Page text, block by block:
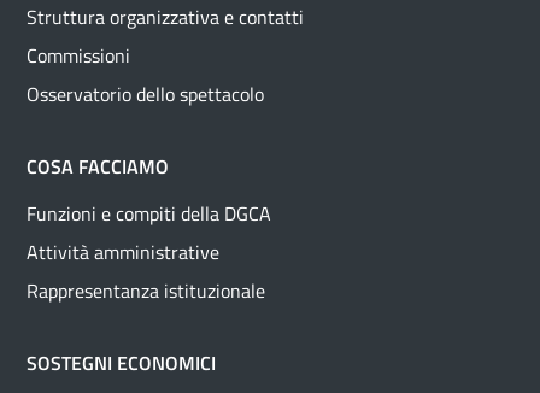
Struttura organizzativa e contatti
Commissioni
Osservatorio dello spettacolo
COSA FACCIAMO
Funzioni e compiti della DGCA
Attività amministrative
Rappresentanza istituzionale
SOSTEGNI ECONOMICI